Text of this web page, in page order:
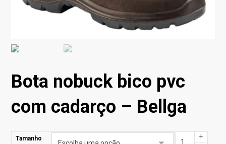
Bota nobuck bico pvc
com cadarço – Bellga
Tamanho
+